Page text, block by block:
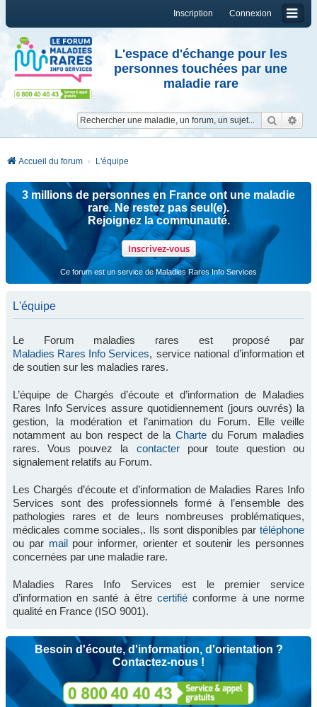
Connexion
Inscription
L'espace d'échange pour les
personnes touchées par une
maladie rare
Accueil du forum L'équipe
3 millions de personnes en France ont une maladie
rare. Ne restez pas seul(e).
Rejoignez la communauté.
Inscrivez-vous
Ce forum est un service de Maladies Rares Info Services
L'équipe
Le Forum maladies rares est proposé par
Maladies Rares Info Services, service national d’information et
de soutien sur les maladies rares.
L’équipe de Chargés d’écoute et d’information de Maladies
Rares Info Services assure quotidiennement (jours ouvrés) la
gestion, la modération et l’animation du Forum. Elle veille
notamment au bon respect de la Charte du Forum maladies
rares. Vous pouvez la contacterpour toute question ou
signalement relatifs au Forum.
Les Chargés d’écoute et d’information de Maladies Rares Info
Services sont des professionnels formé à l’ensemble des
pathologies rares et de leurs nombreuses problématiques,
médicales comme sociales,. Ils sont disponibles par téléphone
ou par mailpour informer, orienter et soutenir les personnes
concernées par une maladie rare.
Maladies Rares Info Services est le premier service
d’information en santé à êtrecertifié conforme à une norme
qualité en France (ISO 9001).
Besoin d'écoute, d'information, d'orientation ?
Contactez-nous !